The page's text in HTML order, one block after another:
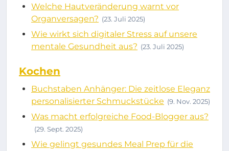
Welche Hautveränderung warnt vor
Organversagen? (23. Juli 2025)
Wie wirkt sich digitaler Stress auf unsere
mentale Gesundheit aus? (23. Juli 2025)
Kochen
Buchstaben Anhänger: Die zeitlose Eleganz
personalisierter Schmuckstücke (9. Nov. 2025)
Was macht erfolgreiche Food-Blogger aus?
(29. Sept. 2025)
Wie gelingt gesundes Meal Prep für die